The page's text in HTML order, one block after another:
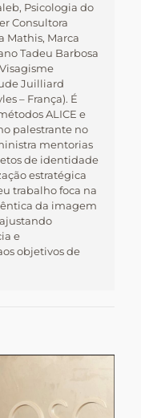
Psicologia do
Consultora
Mathis, Marca
Tadeu Barbosa
Juilliard
– França). É
ALICE e
palestrante no
mentorias
de identidade
estratégica
trabalho foca na
da imagem
e
objetivos de